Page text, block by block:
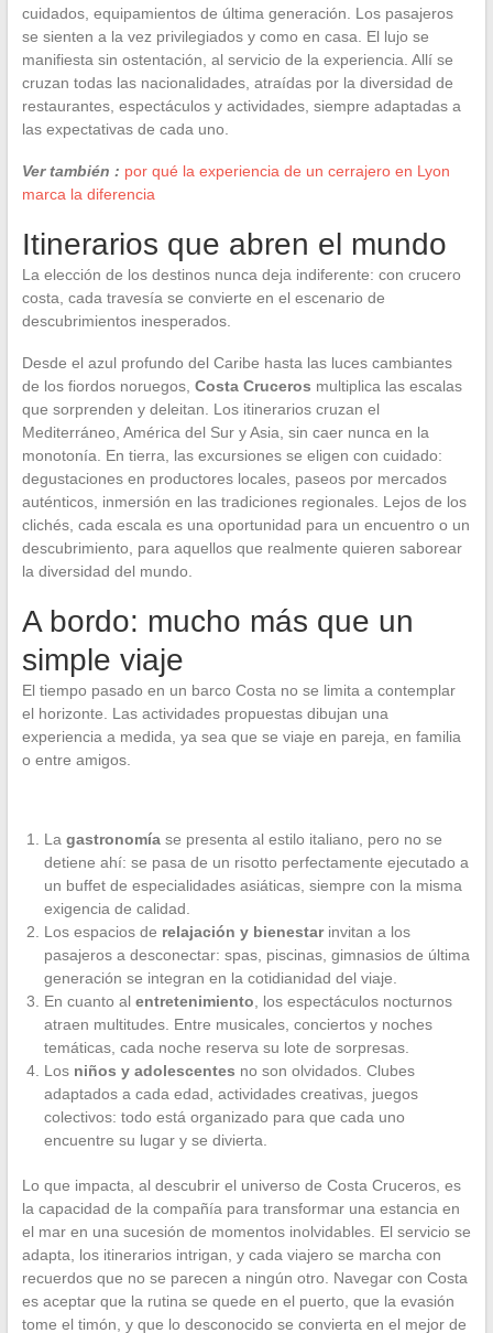
cuidados, equipamientos de última generación. Los pasajeros
se sienten a la vez privilegiados y como en casa. El lujo se
manifiesta sin ostentación, al servicio de la experiencia. Allí se
cruzan todas las nacionalidades, atraídas por la diversidad de
restaurantes, espectáculos y actividades, siempre adaptadas a
las expectativas de cada uno.
Ver también : por qué la experiencia de un cerrajero en Lyon
marca la diferencia
Itinerarios que abren el mundo
La elección de los destinos nunca deja indiferente: con crucero
costa, cada travesía se convierte en el escenario de
descubrimientos inesperados.
Desde el azul profundo del Caribe hasta las luces cambiantes
de los fiordos noruegos, Costa Cruceros multiplica las escalas
que sorprenden y deleitan. Los itinerarios cruzan el
Mediterráneo, América del Sur y Asia, sin caer nunca en la
monotonía. En tierra, las excursiones se eligen con cuidado:
degustaciones en productores locales, paseos por mercados
auténticos, inmersión en las tradiciones regionales. Lejos de los
clichés, cada escala es una oportunidad para un encuentro o un
descubrimiento, para aquellos que realmente quieren saborear
la diversidad del mundo.
A bordo: mucho más que un
simple viaje
El tiempo pasado en un barco Costa no se limita a contemplar
el horizonte. Las actividades propuestas dibujan una
experiencia a medida, ya sea que se viaje en pareja, en familia
o entre amigos.
La gastronomíase presenta al estilo italiano, pero no se
detiene ahí: se pasa de un risotto perfectamente ejecutado a
un buffet de especialidades asiáticas, siempre con la misma
exigencia de calidad.
Los espacios de relajación y bienestarinvitan a los
pasajeros a desconectar: spas, piscinas, gimnasios de última
generación se integran en la cotidianidad del viaje.
En cuanto al entretenimiento , los espectáculos nocturnos
atraen multitudes. Entre musicales, conciertos y noches
temáticas, cada noche reserva su lote de sorpresas.
Los niños y adolescentes no son olvidados. Clubes
adaptados a cada edad, actividades creativas, juegos
colectivos: todo está organizado para que cada uno
encuentre su lugar y se divierta.
Lo que impacta, al descubrir el universo de Costa Cruceros, es
la capacidad de la compañía para transformar una estancia en
el mar en una sucesión de momentos inolvidables. El servicio se
adapta, los itinerarios intrigan, y cada viajero se marcha con
recuerdos que no se parecen a ningún otro. Navegar con Costa
es aceptar que la rutina se quede en el puerto, que la evasión
tome el timón, y que lo desconocido se convierta en el mejor de